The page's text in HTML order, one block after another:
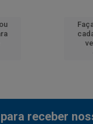
receber